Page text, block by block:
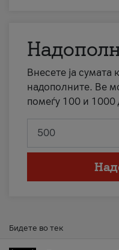
Внесете ја сумата
надополните. Ве
помеѓу 100 и 1000
Бидете во тек